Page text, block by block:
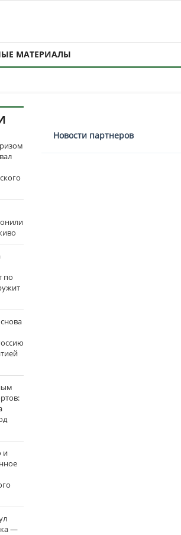
МАТЕРИАЛЫ
по
и
—
Новости партнеров